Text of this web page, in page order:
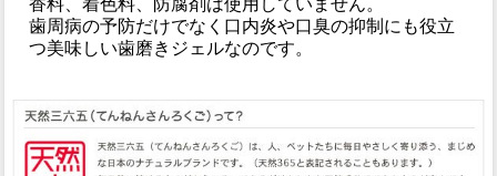
香料、着色料、防腐剤は使用していません。
歯周病の予防だけでなく口内炎や口臭の抑制にも役立
つ美味しい歯磨きジェルなのです。